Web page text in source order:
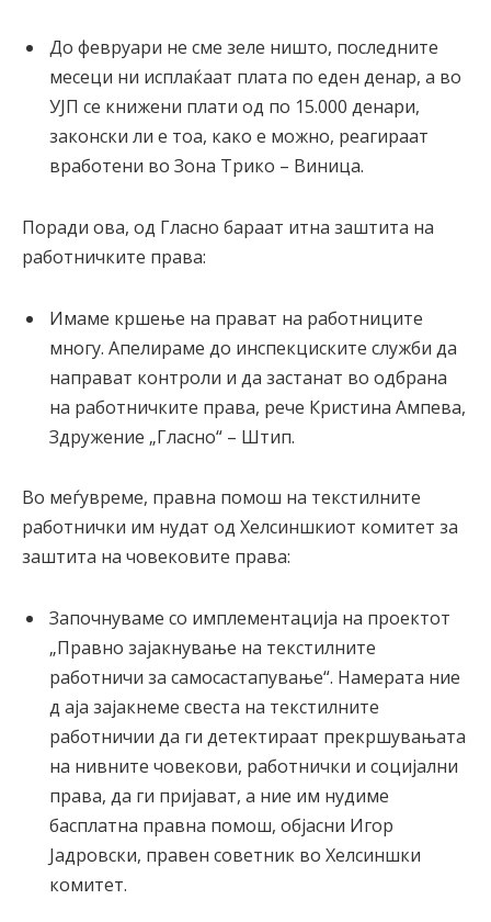
До февруари не сме зеле ништо, последните
месеци ни исплаќаат плата по еден денар, а во
УЈП се книжени плати од по 15.000 денари,
законски ли е тоа, како е можно, реагираат
вработени во Зона Трико – Виница.
Поради ова, од Гласно бараат итна заштита на
работничките права:
Имаме кршење на прават на работниците
многу. Апелираме до инспекциските служби да
направат контроли и да застанат во одбрана
на работничките права, рече Кристина Ампева,
Здружение „Гласно“ – Штип.
Во меѓувреме, правна помош на текстилните
работнички им нудат од Хелсиншкиот комитет за
заштита на човековите права:
Започнуваме со имплементација на проектот
„Правно зајакнување на текстилните
работничи за самосастапување“. Намерата ние
д аја зајакнеме свеста на текстилните
работничии да ги детектираат прекршувањата
на нивните човекови, работнички и социјални
права, да ги пријават, а ние им нудиме
басплатна правна помош, објасни Игор
Јадровски, правен советник во Хелсиншки
комитет.